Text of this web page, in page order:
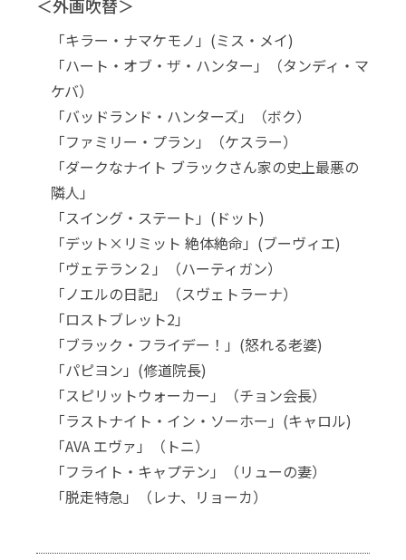
＜外画吹替＞
「キラー・ナマケモノ」(ミス・メイ)
「ハート・オブ・ザ・ハンター」（タンディ・マ
ケバ）
「バッドランド・ハンターズ」（ボク）
「ファミリー・プラン」（ケスラー）
「ダークなナイト ブラックさん家の史上最悪の
隣人」
「スイング・ステート」(ドット)
「デット×リミット 絶体絶命」(ブーヴィエ)
「ヴェテラン２」（ハーティガン）
「ノエルの日記」（スヴェトラーナ）
「ロストブレット2」
「ブラック・フライデー！」(怒れる老婆)
「パピヨン」(修道院長)
「スピリットウォーカー」（チョン会長）
「ラストナイト・イン・ソーホー」(キャロル)
「AVA エヴァ」（トニ）
「フライト・キャプテン」（リューの妻）
「脱走特急」（レナ、リョーカ）